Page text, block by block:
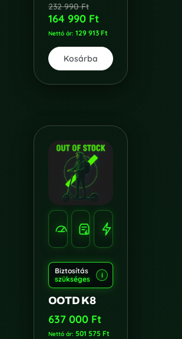
Értékelés:
4.00
/ 5
232 990Ft
164 990 Ft
Nettó ár: 129 913 Ft
Kosárba
KM/H
HATÓTÁV
Biztosítás
szükséges
i
OOTD K8
637 000 Ft
Nettó ár: 501 575 Ft